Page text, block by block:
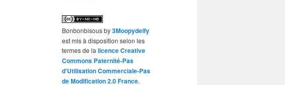
Bonbonbisousby3Moopydelfy
est mis à disposition selon les
termes de la licence Creative
Commons Paternité-Pas
d'Utilisation Commerciale-Pas
de Modification 2.0 France.